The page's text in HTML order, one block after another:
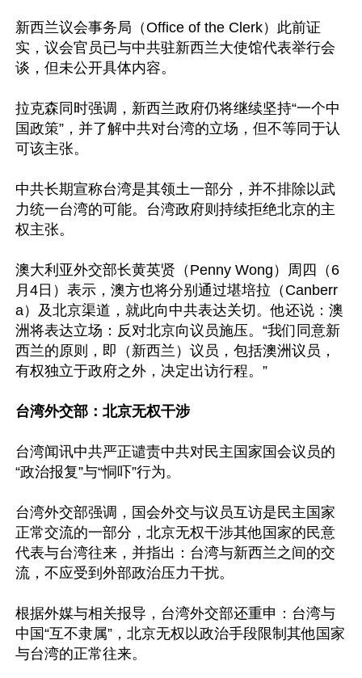
新西兰议会事务局（Office of the Clerk）此前证
实，议会官员已与中共驻新西兰大使馆代表举行会
谈，但未公开具体内容。
拉克森同时强调，新西兰政府仍将继续坚持“一个中
国政策”，并了解中共对台湾的立场，但不等同于认
可该主张。
中共长期宣称台湾是其领土一部分，并不排除以武
力统一台湾的可能。台湾政府则持续拒绝北京的主
权主张。
澳大利亚外交部长黄英贤（Penny Wong）周四（6
月4日）表示，澳方也将分别通过堪培拉（Canberr
a）及北京渠道，就此向中共表达关切。他还说：澳
洲将表达立场：反对北京向议员施压。“我们同意新
西兰的原则，即（新西兰）议员，包括澳洲议员，
有权独立于政府之外，决定出访行程。”
台湾外交部：北京无权干涉
台湾闻讯中共严正谴责中共对民主国家国会议员的
“政治报复”与“恫吓”行为。
台湾外交部强调，国会外交与议员互访是民主国家
正常交流的一部分，北京无权干涉其他国家的民意
代表与台湾往来，并指出：台湾与新西兰之间的交
流，不应受到外部政治压力干扰。
根据外媒与相关报导，台湾外交部还重申：台湾与
中国“互不隶属”，北京无权以政治手段限制其他国家
与台湾的正常往来。